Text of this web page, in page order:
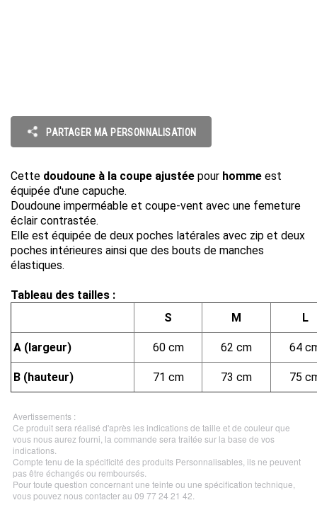
PARTAGER MA PERSONNALISATION
Cette doudoune à la coupe ajustée pour homme est
équipée d'une capuche.
Doudoune imperméable et coupe-vent avec une femeture
éclair contrastée.
Elle est équipée de deux poches latérales avec zip et deux
poches intérieures ainsi que des bouts de manches
élastiques.
Tableau des tailles :
S
M L
A (largeur) 60 cm 62 cm 64
B (hauteur) 71 cm 73 cm 75
Avertissements :
Ce produit sera réalisé d'après les indications de taille et de couleur que
vous nous aurez fourni, la commande sera traitée sur la base de vos
indications.
Compte tenu de la spécificité des produits Personnalisables, ils ne peuvent
pas être échangés ou remboursés.
Pour toute question concernant une teinte ou une spécification technique,
vous pouvez nous contacter au 09 77 24 21 42.